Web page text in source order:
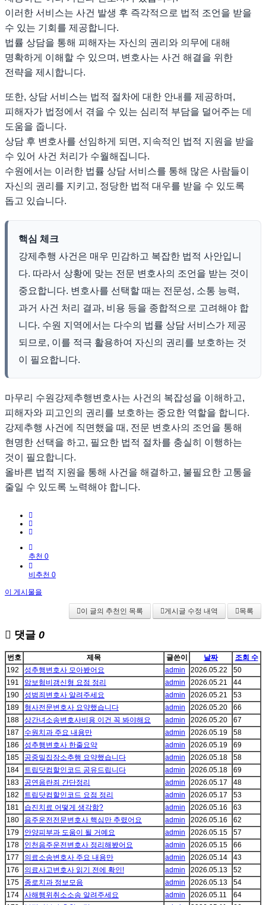
이러한 서비스는 사건 발생 후 즉각적으로 법적 조언을 받을
수 있는 기회를 제공합니다.
법률 상담을 통해 피해자는 자신의 권리와 의무에 대해
명확하게 이해할 수 있으며, 변호사는 사건 해결을 위한
전략을 제시합니다.
또한, 상담 서비스는 법적 절차에 대한 안내를 제공하며,
피해자가 법정에서 겪을 수 있는 심리적 부담을 덜어주는 데
도움을 줍니다.
상담 후 변호사를 선임하게 되면, 지속적인 법적 지원을 받을
수 있어 사건 처리가 수월해집니다.
수원에서는 이러한 법률 상담 서비스를 통해 많은 사람들이
자신의 권리를 지키고, 정당한 법적 대우를 받을 수 있도록
돕고 있습니다.
핵심 체크
강제추행 사건은 매우 민감하고 복잡한 법적 사안입니
다. 따라서 상황에 맞는 전문 변호사의 조언을 받는 것이
중요합니다. 변호사를 선택할 때는 전문성, 소통 능력,
과거 사건 처리 결과, 비용 등을 종합적으로 고려해야 합
니다. 수원 지역에서는 다수의 법률 상담 서비스가 제공
되므로, 이를 적극 활용하여 자신의 권리를 보호하는 것
이 필요합니다.
마무리 수원강제추행변호사는 사건의 복잡성을 이해하고,
피해자와 피고인의 권리를 보호하는 중요한 역할을 합니다.
강제추행 사건에 직면했을 때, 전문 변호사의 조언을 통해
현명한 선택을 하고, 필요한 법적 절차를 충실히 이행하는
것이 필요합니다.
올바른 법적 지원을 통해 사건을 해결하고, 불필요한 고통을
줄일 수 있도록 노력해야 합니다.
추천 0
비추천 0
이 게시물을
이 글의 추천인 목록 게시글 수정 내역 목록
댓글 0
번호 제목 글쓴이 날짜
조회 수
192
성추행변호사 모아봤어요 admin 2026.05.22
50
191
암보험비갱신형 요점 정리 admin 2026.05.21
44
190
성범죄변호사 알려주세요 admin 2026.05.21
53
189
형사전문변호사 요약했습니다 admin 2026.05.20
66
188
상간녀소송변호사비용 이건 꼭 봐야해요 admin 2026.05.20
67
187
수원치과 주요 내용만 admin 2026.05.19
58
186
성추행변호사 한줄요약 admin 2026.05.19
69
185
공중밀집장소추행 요약했습니다 admin 2026.05.18
58
184
트립닷컴할인코드 공유드립니다 admin 2026.05.18
69
183
공연음란죄 간단정리 admin 2026.05.17
48
182
트립닷컴할인코드 요점 정리 admin 2026.05.17
53
181
습진치료 어떻게 생각함? admin 2026.05.16
63
180
음주운전전문변호사 핵심만 추렸어요 admin 2026.05.16
62
179
안양피부과 도움이 될 거예요 admin 2026.05.15
57
178
인천음주운전변호사 정리해봤어요 admin 2026.05.15
66
177
의료소송변호사 주요 내용만 admin 2026.05.14
43
176
의료사고변호사 읽기 전에 확인! admin 2026.05.13
52
175
종로치과 정보모음 admin 2026.05.13
54
174
사해행위취소소송 알려주세요 admin 2026.05.11
64